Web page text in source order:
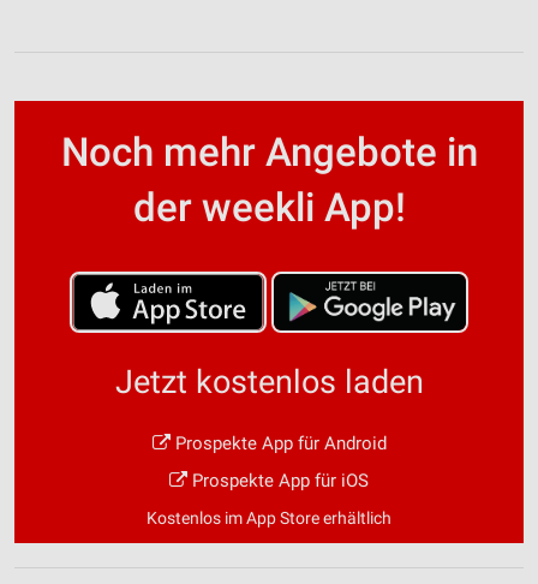
Noch mehr Angebote in
der weekli App!
Jetzt kostenlos laden
Prospekte App für Android
Prospekte App für iOS
Kostenlos im App Store erhältlich